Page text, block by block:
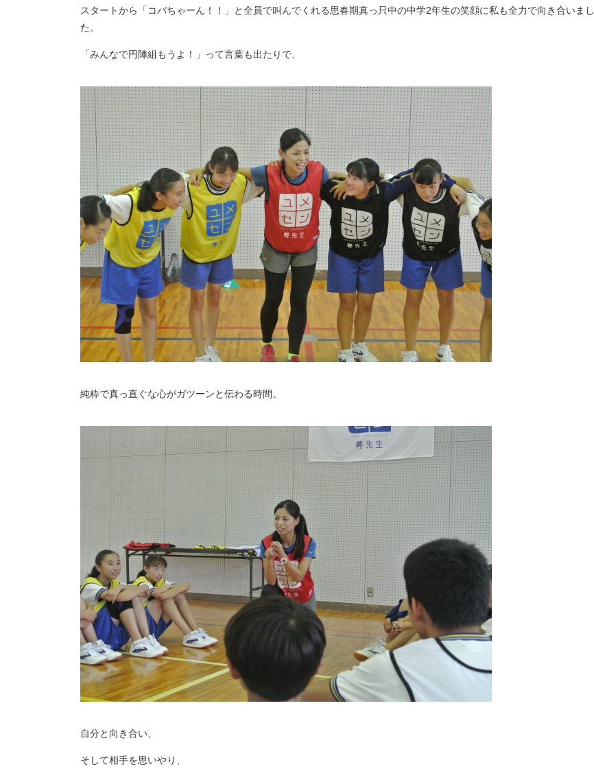
スタートから「コバちゃーん！！」と全員で叫んでくれる思春期真っ只中の中学2年生の笑顔に私も全力で向き合いまし
た。
「みんなで円陣組もうよ！」って言葉も出たりで、
純粋で真っ直ぐな心がガツーンと伝わる時間。
自分と向き合い、
そして相手を思いやり、